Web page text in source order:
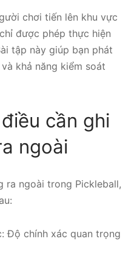
chơi tiến lên khu vực
được phép thực hiện
tập này giúp bạn phát
khả năng kiểm soát
cần ghi
ngoài
ra ngoài trong Pickleball,
Độ chính xác quan trọng